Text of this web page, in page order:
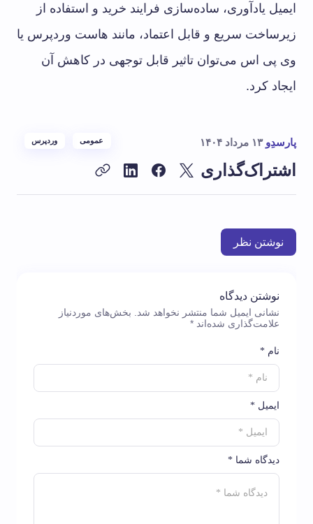
ایمیل یادآوری، ساده‌سازی فرایند خرید و استفاده از
زیرساخت سریع و قابل اعتماد، مانند هاست وردپرس یا
وی پی اس می‌توان تاثیر قابل توجهی در کاهش آن
ایجاد کرد.
پارسدِو ۱۳ مرداد ۱۴۰۴ عمومی وردپرس
اشتراک‌گذاری
نوشتن نظر
نوشتن دیدگاه
نشانی ایمیل شما منتشر نخواهد شد.
بخش‌های موردنیاز
علامت‌گذاری شده‌اند *
دیدگاه شما *
نام *
ایمیل *